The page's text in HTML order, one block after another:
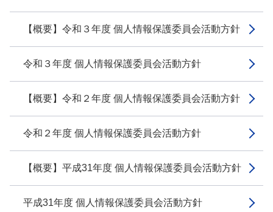
【概要】令和３年度 個人情報保護委員会活動方針
令和３年度 個人情報保護委員会活動方針
【概要】令和２年度 個人情報保護委員会活動方針
令和２年度 個人情報保護委員会活動方針
【概要】平成31年度 個人情報保護委員会活動方針
平成31年度 個人情報保護委員会活動方針